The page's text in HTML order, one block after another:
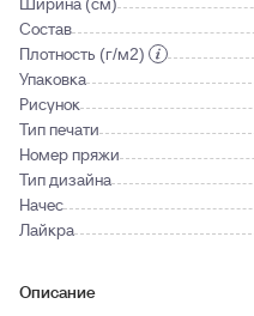
Состав
Плотность (г/м2)
Упаковка
Рисунок
Тип печати
Номер пряжи
Тип дизайна
Начес
Лайкра
Описание